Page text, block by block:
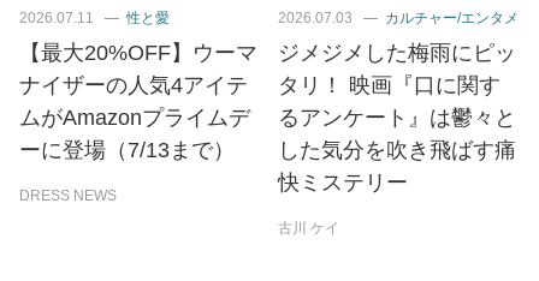
2026.07.11 性と愛
【最大20%OFF】ウーマ
ナイザーの人気4アイテ
ムがAmazonプライムデ
ーに登場（7/13まで）
DRESS NEWS
2026.07.03 カルチャー/エンタメ
ジメジメした梅雨にピッ
タリ！ 映画『口に関す
るアンケート』は鬱々と
した気分を吹き飛ばす痛
快ミステリー
古川 ケイ